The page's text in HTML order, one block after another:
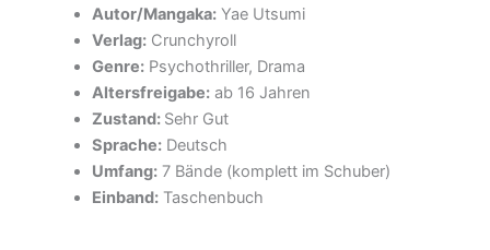
Autor/Mangaka:Yae Utsumi
Verlag:Crunchyroll
Genre:Psychothriller, Drama
Altersfreigabe:ab 16 Jahren
Zustand: Sehr Gut
Sprache:Deutsch
Umfang:7 Bände (komplett im Schuber)
Einband:Taschenbuch